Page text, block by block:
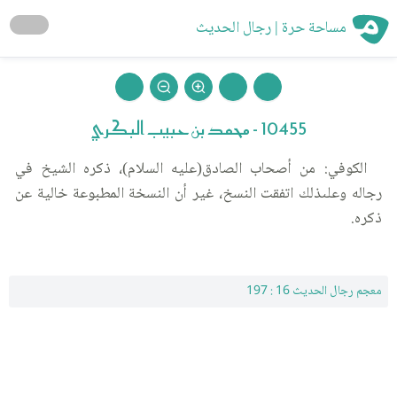
مساحة حرة | رجال الحديث
10455 - محمد بن حبيب البكري
الكوفي: من أصحاب الصادق(عليه السلام)، ذكره الشيخ في
رجاله وعلىذلك اتفقت النسخ، غير أن النسخة المطبوعة خالية عن
ذكره.
معجم رجال الحديث 16 : 197